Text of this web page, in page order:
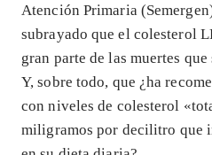
Atención Primaria
subrayado que el colesterol
gran parte de las muertes
Y, sobre todo, que ¿ha
con niveles de colesterol
miligramos por decilitro que